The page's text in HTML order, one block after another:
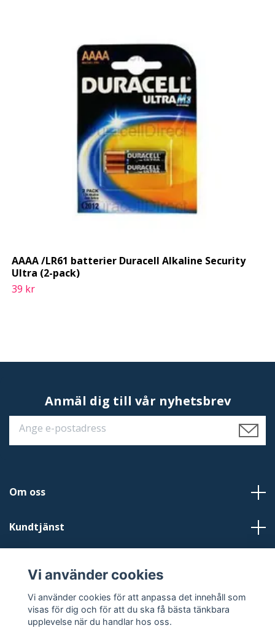
AAAA /LR61 batterier Duracell Alkaline Security
Ultra (2-pack)
39 kr
Anmäl dig till vår nyhetsbrev
Om oss
Kundtjänst
Sociala medier
Vi använder cookies
Vi använder cookies för att anpassa det innehåll som
visas för dig och för att du ska få bästa tänkbara
upplevelse när du handlar hos oss.